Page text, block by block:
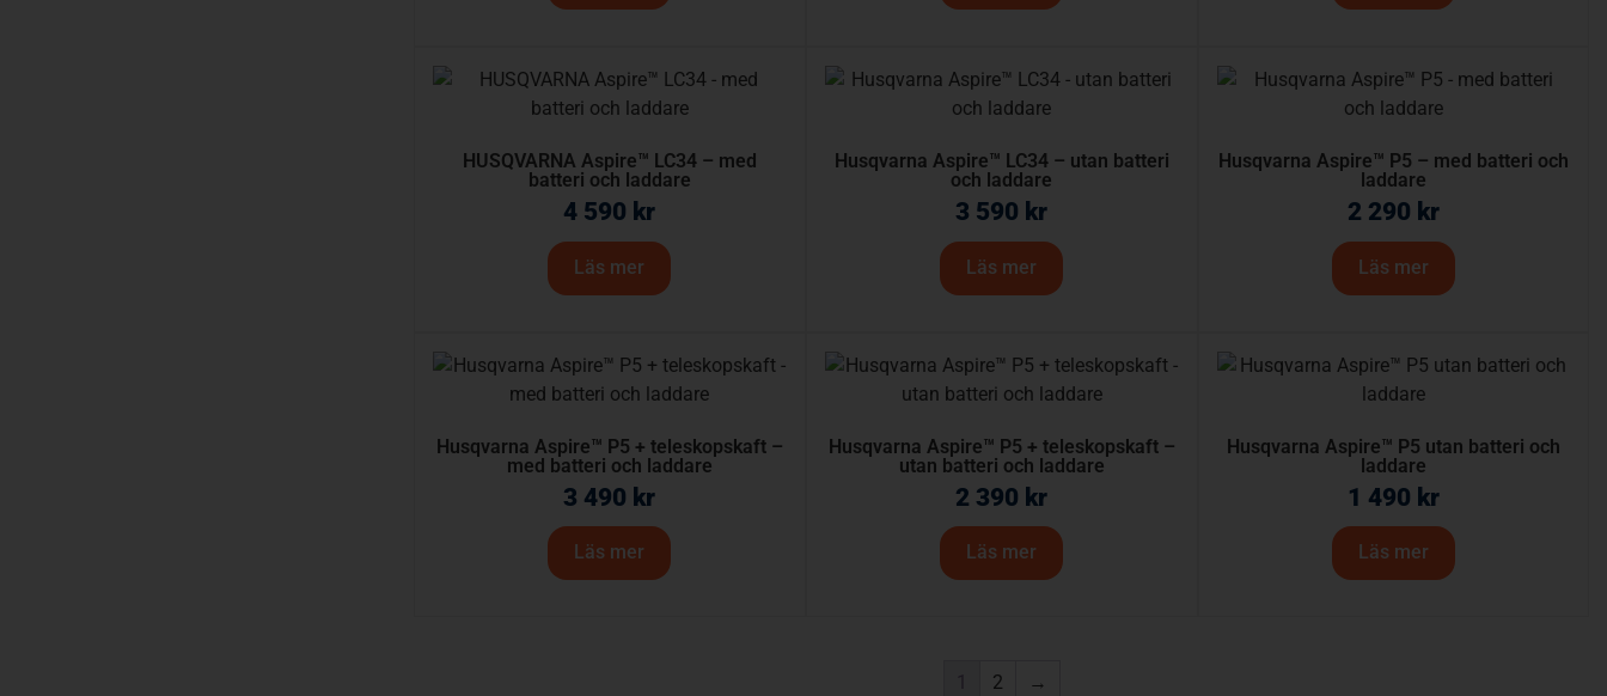
HUSQVARNA Aspire™ LC34 – med
batteri och laddare
4 590 kr
Läs mer
Husqvarna Aspire™ LC34 – utan batteri
och laddare
3 590 kr
Läs mer
Husqvarna Aspire™ P5 – med batteri och
laddare
2 290 kr
Läs mer
Husqvarna Aspire™ P5 + teleskopskaft –
med batteri och laddare
3 490 kr
Läs mer
Husqvarna Aspire™ P5 + teleskopskaft –
utan batteri och laddare
2 390 kr
Läs mer
Husqvarna Aspire™ P5 utan batteri och
laddare
1 490 kr
Läs mer
1 2 →